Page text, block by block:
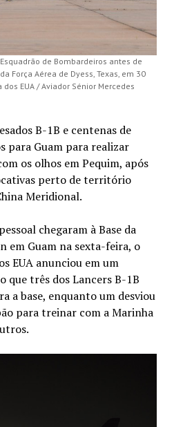
de Bombardeiros antes de
Força Aérea de Dyess, Texas, em 30
EUA / Aviador Sénior Mercedes
B-1B e centenas de
para Guam para realizar
os olhos em Pequim, após
perto de território
Meridional.
chegaram à Base da
em Guam na sexta-feira, o
EUA anunciou em um
que três dos Lancers B-1B
a base, enquanto um desviou
para treinar com a Marinha